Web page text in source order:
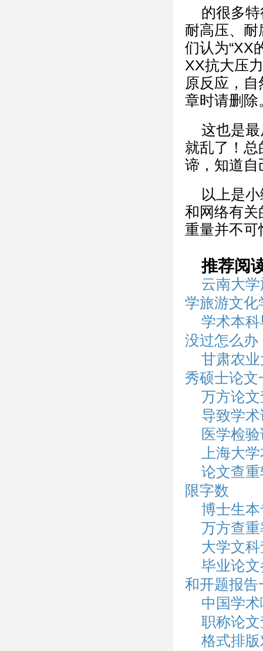
的很多
耐高压、耐
们认为“XX
XX抗大压
原反应，
章时请删除
这也是
就乱了！
谛，知道自
以上是
和网络有关
重量并不可
推荐阅
云南大
学旅游文化
学术本
没过怎么办
甘肃农
秀硕士论文
万方论
导致学
医学检
上海大
论文查
限字数
博士生
万方查
大学文
毕业论
和开题报告
中国学
职称论
格式排